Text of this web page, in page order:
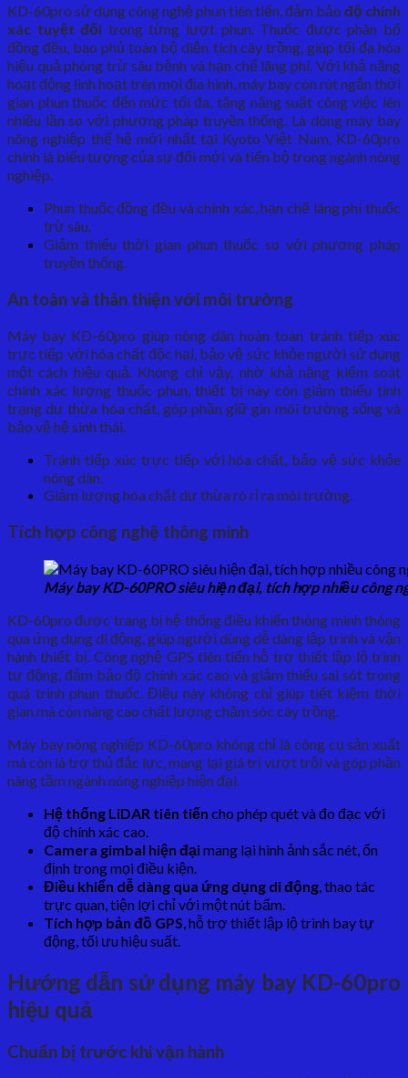
KD-60pro sử dụng công nghệ phun tiên tiến, đảm bảo độ chính
xác tuyệt đối trong từng lượt phun. Thuốc được phân bổ
đồng đều, bao phủ toàn bộ diện tích cây trồng, giúp tối đa hóa
hiệu quả phòng trừ sâu bệnh và hạn chế lãng phí. Với khả năng
hoạt động linh hoạt trên mọi địa hình, máy bay còn rút ngắn thời
gian phun thuốc đến mức tối đa, tăng năng suất công việc lên
nhiều lần so với phương pháp truyền thống. Là dòng máy bay
nông nghiệp thế hệ mới nhất tại Kyoto Việt Nam, KD-60pro
chính là biểu tượng của sự đổi mới và tiến bộ trong ngành nông
nghiệp.
Phun thuốc đồng đều và chính xác, hạn chế lãng phí thuốc
trừ sâu.
Giảm thiểu thời gian phun thuốc so với phương pháp
truyền thống.
An toàn và thân thiện với môi trường
Máy bay KD-60pro giúp nông dân hoàn toàn tránh tiếp xúc
trực tiếp với hóa chất độc hại, bảo vệ sức khỏe người sử dụng
một cách hiệu quả. Không chỉ vậy, nhờ khả năng kiểm soát
chính xác lượng thuốc phun, thiết bị này còn giảm thiểu tình
trạng dư thừa hóa chất, góp phần giữ gìn môi trường sống và
bảo vệ hệ sinh thái.
Tránh tiếp xúc trực tiếp với hóa chất, bảo vệ sức khỏe
nông dân.
Giảm lượng hóa chất dư thừa rò rỉ ra môi trường.
Tích hợp công nghệ thông minh
Máy bay KD-60PRO siêu hiện đại, tích hợp nhiều công
KD-60pro được trang bị hệ thống điều khiển thông minh thông
qua ứng dụng di động, giúp người dùng dễ dàng lập trình và vận
hành thiết bị. Công nghệ GPS tiên tiến hỗ trợ thiết lập lộ trình
tự động, đảm bảo độ chính xác cao và giảm thiểu sai sót trong
quá trình phun thuốc. Điều này không chỉ giúp tiết kiệm thời
gian mà còn nâng cao chất lượng chăm sóc cây trồng.
Máy bay nông nghiệp KD-60pro không chỉ là công cụ sản xuất
mà còn là trợ thủ đắc lực, mang lại giá trị vượt trội và góp phần
nâng tầm ngành nông nghiệp hiện đại.
Hệ thống LiDAR tiên tiến cho phép quét và đo đạc với
độ chính xác cao.
Camera gimbal hiện đạimang lại hình ảnh sắc nét, ổn
định trong mọi điều kiện.
Điều khiển dễ dàng qua ứng dụng di động , thao tác
trực quan, tiện lợi chỉ với một nút bấm.
Tích hợp bản đồ GPS , hỗ trợ thiết lập lộ trình bay tự
động, tối ưu hiệu suất.
Hướng dẫn sử dụng máy bay KD-60pro
hiệu quả
Chuẩn bị trước khi vận hành